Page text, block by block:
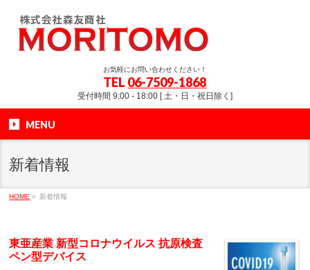
お気軽にお問い合わせください！
TEL 06-7509-1868
受付時間 9:00 - 18:00 [ 土・日・祝日除く]
MENU
新着情報
HOME » 新着情報
東亜産業 新型コロナウイルス 抗原検査
ペン型デバイス